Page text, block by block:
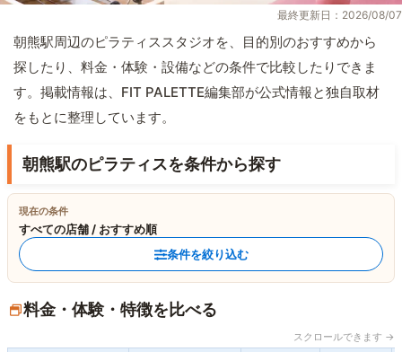
最終更新日：2026/08/07
朝熊駅周辺のピラティススタジオを、目的別のおすすめから
探したり、料金・体験・設備などの条件で比較したりできま
す。掲載情報は、FIT PALETTE編集部が公式情報と独自取材
をもとに整理しています。
朝熊駅のピラティスを条件から探す
現在の条件
すべての店舗 / おすすめ順
条件を絞り込む
料金・体験・特徴を比べる
スクロールできます →